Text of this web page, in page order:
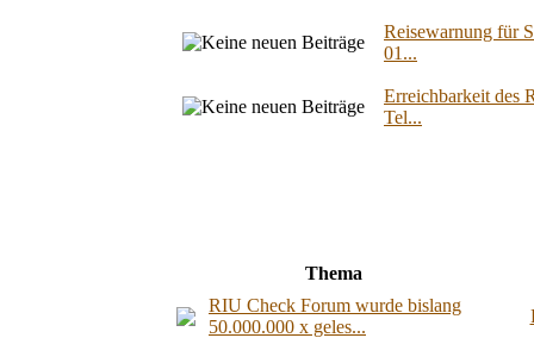
Reisewarnung für
01...
Erreichbarkeit des
Tel...
Thema
RIU Check Forum wurde bislang
50.000.000 x geles...